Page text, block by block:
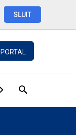
SLUIT
PORTAL